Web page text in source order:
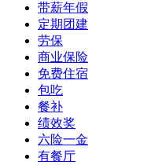
带薪年假
定期团建
劳保
商业保险
免费住宿
包吃
餐补
绩效奖
六险一金
有餐厅